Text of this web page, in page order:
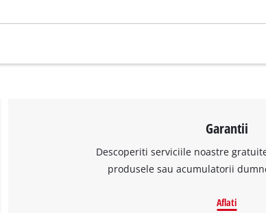
Garantii
Descoperiti serviciile noastre
produsele sau acumulatorii
Aflati